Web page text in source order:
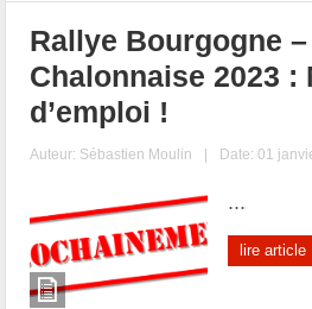
Rallye Bourgogne
Chalonnaise 2023 :
d’emploi !
Auteur: Sébastien Moulin | Date: 01
...
lire article